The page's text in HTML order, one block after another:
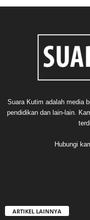
Suara Kutim adalah media
pendidikan dan lain-lain.
Hubungi
ARTIKEL LAINNYA